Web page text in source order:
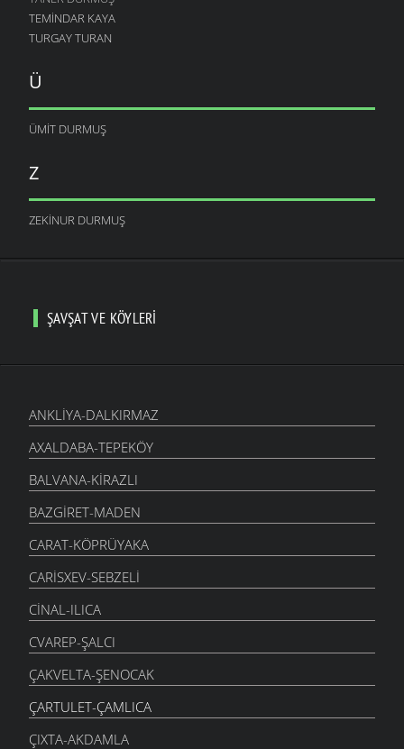
TEMINDAR KAYA
TURGAY TURAN
Ü
ÜMIT DURMUŞ
Z
ZEKINUR DURMUŞ
ŞAVŞAT VE KÖYLERI
ANKLIYA-DALKIRMAZ
AXALDABA-TEPEKÖY
BALVANA-KIRAZLI
BAZGIRET-MADEN
CARAT-KÖPRÜYAKA
CARISXEV-SEBZELI
CINAL-ILICA
CVAREP-ŞALCI
ÇAKVELTA-ŞENOCAK
ÇARTULET-ÇAMLICA
ÇIXTA-AKDAMLA